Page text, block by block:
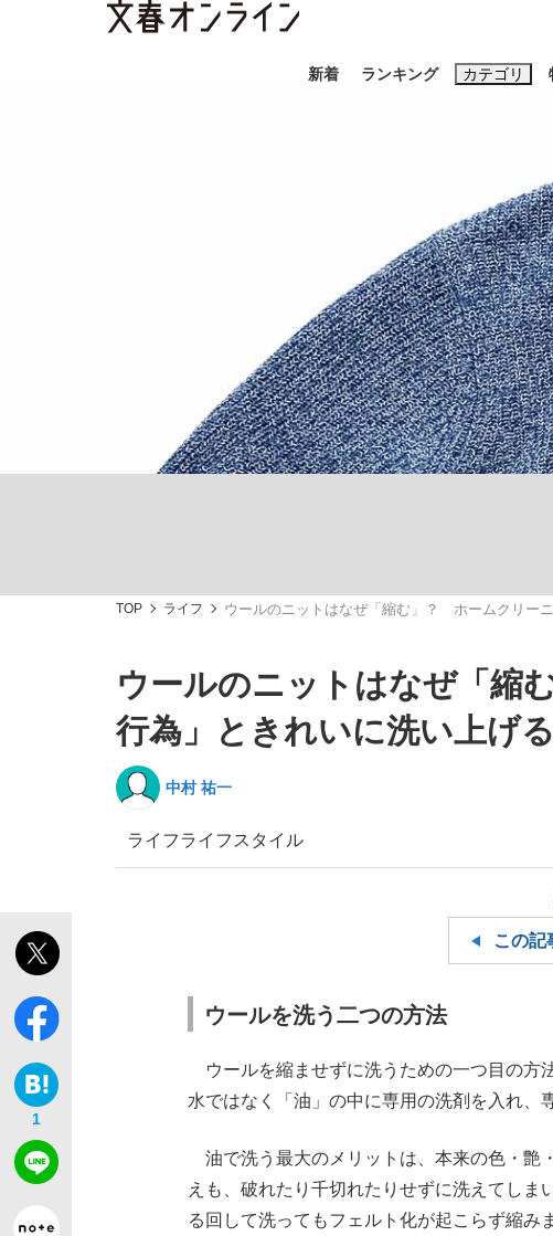
新着 ランキング カテゴリ
「90%は失敗する。でも…」本田圭佑が初めて明か
「敗因分析は一切聞かれなかった」侍ジャパン選手
「目標達成できなかったからと言って…」サッカー
終戦から81年
キングの誕生を、目撃せよ。
the Style
おすすめのキーワ
#藤田晋 #三山凌輝
#玉木雄一郎
#亀和
TOP ライフ ウールのニットはなぜ「縮む」？ ホームクリー
ウールのニットはなぜ「縮
行為」ときれいに洗い上げ
中村 祐一
ライフライフスタイル
1
この記
ウールを洗う二つの方法
ウールを縮ませずに洗うための一つ目の方
水ではなく「油」の中に専用の洗剤を入れ、
油で洗う最大のメリットは、本来の色・艶
えも、破れたり千切れたりせずに洗えてし
る回して洗ってもフェルト化が起こらず縮み